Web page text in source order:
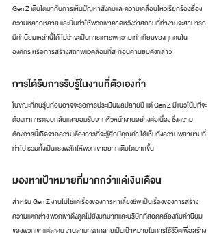
Gen Z เติบโตมากับการเห็นปัญหาสังคมและความเคลื่อนไหวเรียกร้องเรื่อง
ความหลากหลาย และนั่นทำให้พวกเขาคาดหวังว่าสถานที่ทำงานจะสามารถ
มีค่านิยมเหล่านี้ได้ ไม่ว่าจะเป็นการเคารพความเท่าเทียมของทุกคนใน
องค์กร หรือการสร้างสถาพแวดล้อมที่สะท้อนค่านิยมดังกล่าว
การได้รับการรับรู้ในงานที่ตัวเองทำ
ในขณะที่คนรุ่นก่อนอาจจะรอการประเมินผลปลายปี แต่ Gen Z มีแนวโน้มที่จะ
ต้องกาการตอบกลับและยอมรับจากหัวหน้างานอย่างต่อเนื่อง ซึ่งความ
ต้องการนี้เกิดจากความต้องการที่จะรู้สึกมีคุณค่า ได้เห็นถึงความพยายามที่
ทำไป รวมทั้งเป็นแรงพลักให้พวกเขาอยากเติบโตมากขึ้น
มองหาเป้าหมายที่มากกว่าแค่เงินเดือน
สำหรับ Gen Z งานไม่ใช่แค่เรื่องของการหาเลี้ยงชีพ เป็นเรื่องของการสร้าง
ความแตกต่าง พวกเขาดึงดูดไปยังบทบาทและบริษัทที่สอดคล้องกับค่านิยม
ของพวกเขาแต่ละคน งานสามารถกลายเป็นเป้าหมายในการใช้ชีวิตเพื่อสร้าง